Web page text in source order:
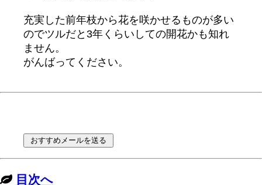
充実した前年枝から花を咲かせるものが多い
のでツルだと3年くらいしての開花かも知れ
ません。
がんばってください。
目次へ